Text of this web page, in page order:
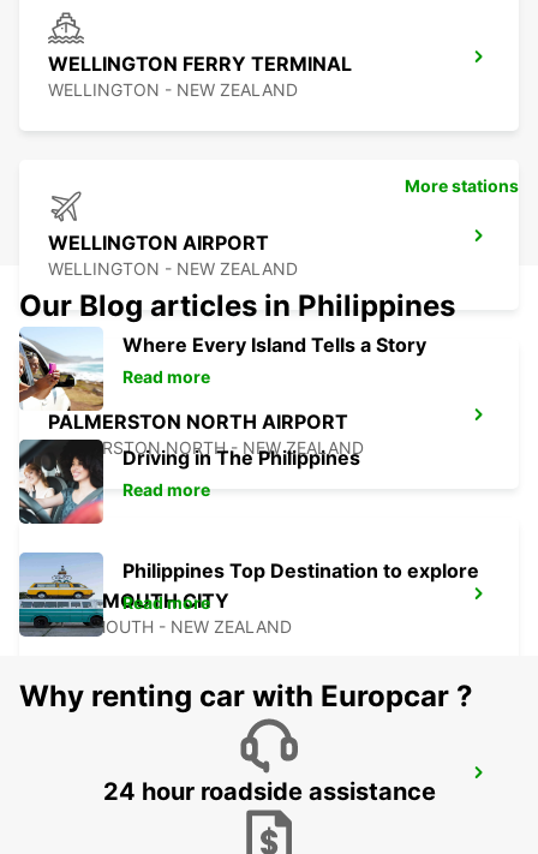
WELLINGTON FERRY TERMINAL
WELLINGTON - NEW ZEALAND
WELLINGTON AIRPORT
WELLINGTON - NEW ZEALAND
PALMERSTON NORTH AIRPORT
PALMERSTON NORTH - NEW ZEALAND
GREYMOUTH CITY
GREYMOUTH - NEW ZEALAND
CHRISTCHURCH AIRPORT
CHRISTCHURCH - NEW ZEALAND
More stations
Our Blog articles in Philippines
Where Every Island Tells a Story
Read more
Driving in The Philippines
Read more
Philippines Top Destination to explore
Read more
Why renting car with Europcar ?
24 hour roadside assistance